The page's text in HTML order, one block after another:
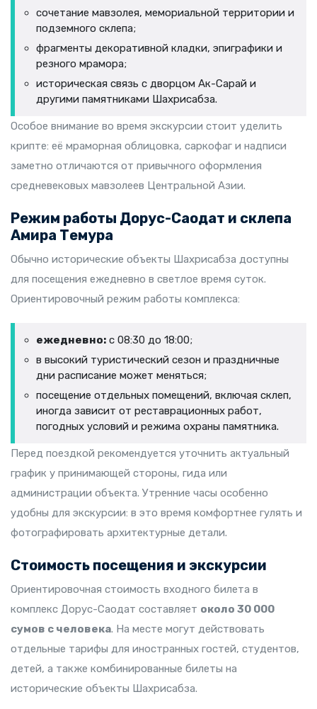
сочетание мавзолея, мемориальной территории и
подземного склепа;
фрагменты декоративной кладки, эпиграфики и
резного мрамора;
историческая связь с дворцом Ак-Сарай и
другими памятниками Шахрисабза.
Особое внимание во время экскурсии стоит уделить
крипте: её мраморная облицовка, саркофаг и надписи
заметно отличаются от привычного оформления
средневековых мавзолеев Центральной Азии.
Режим работы Дорус-Саодат и склепа
Амира Темура
Обычно исторические объекты Шахрисабза доступны
для посещения ежедневно в светлое время суток.
Ориентировочный режим работы комплекса:
ежедневно: с 08:30 до 18:00;
в высокий туристический сезон и праздничные
дни расписание может меняться;
посещение отдельных помещений, включая склеп,
иногда зависит от реставрационных работ,
погодных условий и режима охраны памятника.
Перед поездкой рекомендуется уточнить актуальный
график у принимающей стороны, гида или
администрации объекта. Утренние часы особенно
удобны для экскурсии: в это время комфортнее гулять и
фотографировать архитектурные детали.
Стоимость посещения и экскурсии
Ориентировочная стоимость входного билета в
комплекс Дорус-Саодат составляет около 30 000
сумов с человека. На месте могут действовать
отдельные тарифы для иностранных гостей, студентов,
детей, а также комбинированные билеты на
исторические объекты Шахрисабза.